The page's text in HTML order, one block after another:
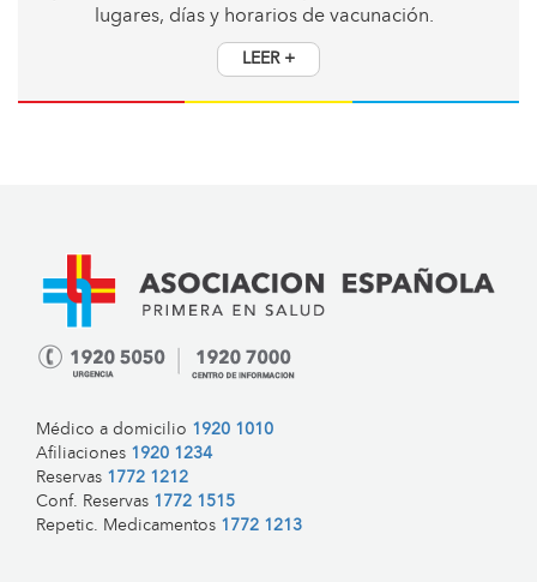
lugares, días y horarios de vacunación.
LEER +
Médico a domicilio 1920 1010
Afiliaciones 1920 1234
Reservas 1772 1212
Conf. Reservas 1772 1515
Repetic. Medicamentos 1772 1213